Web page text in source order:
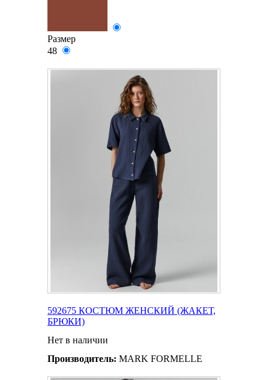
Размер
48
592675 КОСТЮМ ЖЕНСКИЙ (ЖАКЕТ,
БРЮКИ)
Нет в наличии
Производитель: MARK FORMELLE